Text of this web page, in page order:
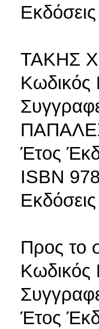
ΤΑΚΗΣ
Κωδικός
Έτος
ISBN
Προς το
Κωδικός
Έτος